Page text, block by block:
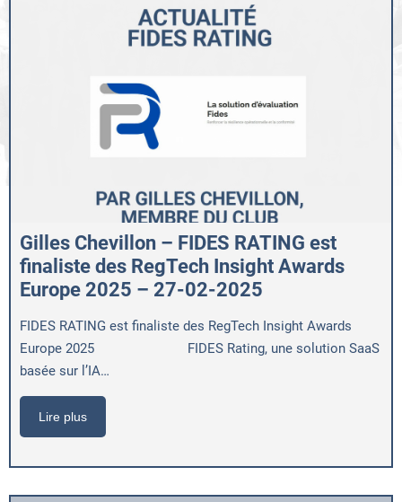
Gilles Chevillon – FIDES RATING est
finaliste des RegTech Insight Awards
Europe 2025 – 27-02-2025
FIDES RATING est finaliste des RegTech Insight Awards
Europe 2025 FIDES Rating, une solution SaaS
basée sur l’IA…
Lire plus